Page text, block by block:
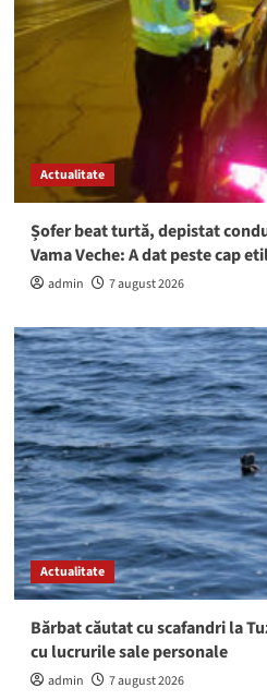
Actualitate
Șofer beat turtă, depistat
Vama Veche: A dat peste cap
admin 7 august 2026
Actualitate
Bărbat căutat cu scafandri la
cu lucrurile sale personale
admin 7 august 2026